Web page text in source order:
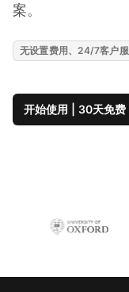
案。
无设置费用、24/7客户
开始使用 | 30天免费